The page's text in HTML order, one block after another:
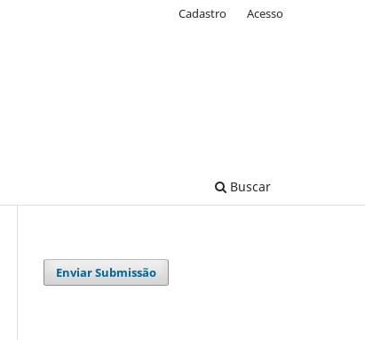
Buscar
Cadastro Acesso
Enviar Submissão